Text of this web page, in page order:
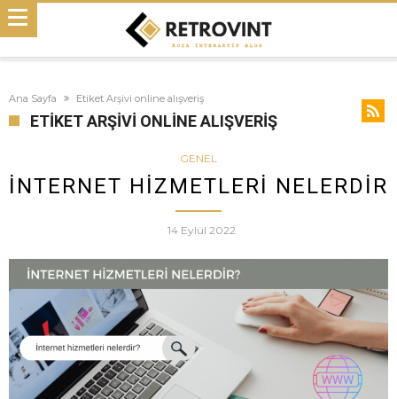
Ana Sayfa Etiket Arşivi online alışveriş
ETIKET ARŞIVI ONLINE ALIŞVERIŞ
GENEL
İNTERNET HIZMETLERI NELERDIR
14 Eylül 2022